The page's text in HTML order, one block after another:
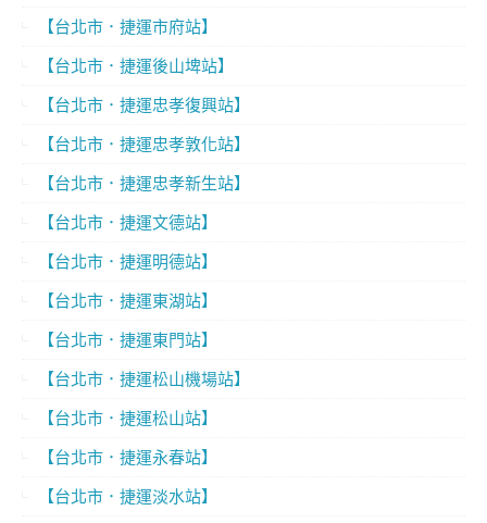
【台北市．捷運市府站】
【台北市．捷運後山埤站】
【台北市．捷運忠孝復興站】
【台北市．捷運忠孝敦化站】
【台北市．捷運忠孝新生站】
【台北市．捷運文德站】
【台北市．捷運明德站】
【台北市．捷運東湖站】
【台北市．捷運東門站】
【台北市．捷運松山機場站】
【台北市．捷運松山站】
【台北市．捷運永春站】
【台北市．捷運淡水站】